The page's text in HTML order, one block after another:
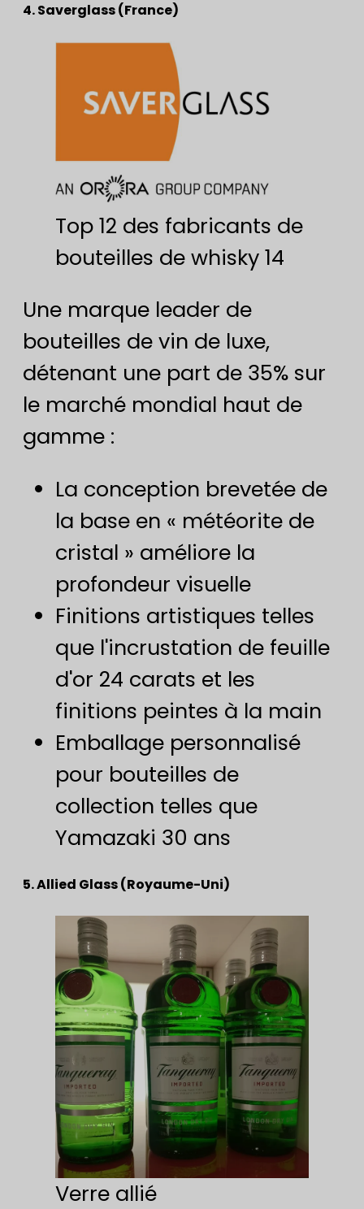
4. Saverglass (France)
Top 12 des fabricants de
bouteilles de whisky 14
Une marque leader de
bouteilles de vin de luxe,
détenant une part de 35% sur
le marché mondial haut de
gamme :
La conception brevetée de
la base en « météorite de
cristal » améliore la
profondeur visuelle
Finitions artistiques telles
que l'incrustation de feuille
d'or 24 carats et les
finitions peintes à la main
Emballage personnalisé
pour bouteilles de
collection telles que
Yamazaki 30 ans
5. Allied Glass (Royaume-Uni)
Verre allié